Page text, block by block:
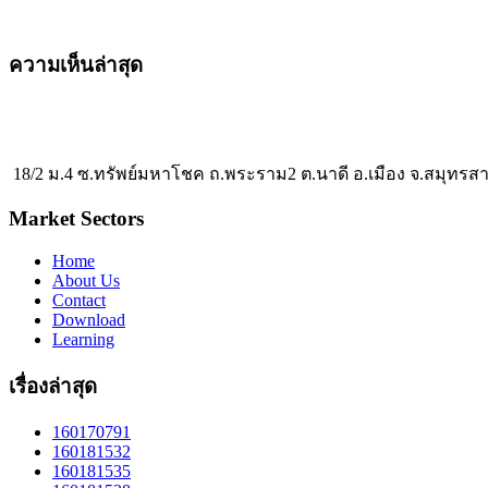
ความเห็นล่าสุด
18/2 ม.4 ซ.ทรัพย์มหาโชค ถ.พระราม2 ต.นาดี อ.เมือง จ.สมุทรส
Market Sectors
Home
About Us
Contact
Download
Learning
เรื่องล่าสุด
160170791
160181532
160181535